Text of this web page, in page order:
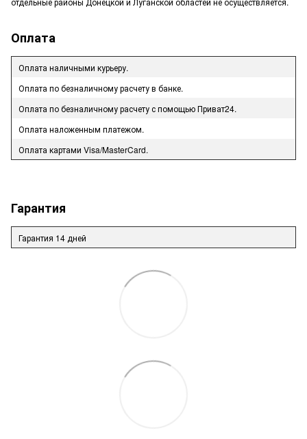
Оплата
Оплата наличными курьеру.
Оплата по безналичному расчету в банке.
Оплата по безналичному расчету с помощью Приват24.
Оплата наложенным платежом.
Оплата картами Visa/MasterCard.
Гарантия
Гарантия 14 дней